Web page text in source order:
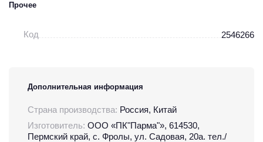
Прочее
Код 2546266
Дополнительная информация
Страна производства: Россия, Китай
Изготовитель: OOO «ПК"Парма"», 614530,
Пермский край, с. Фролы, ул. Садовая, 20а. тел./